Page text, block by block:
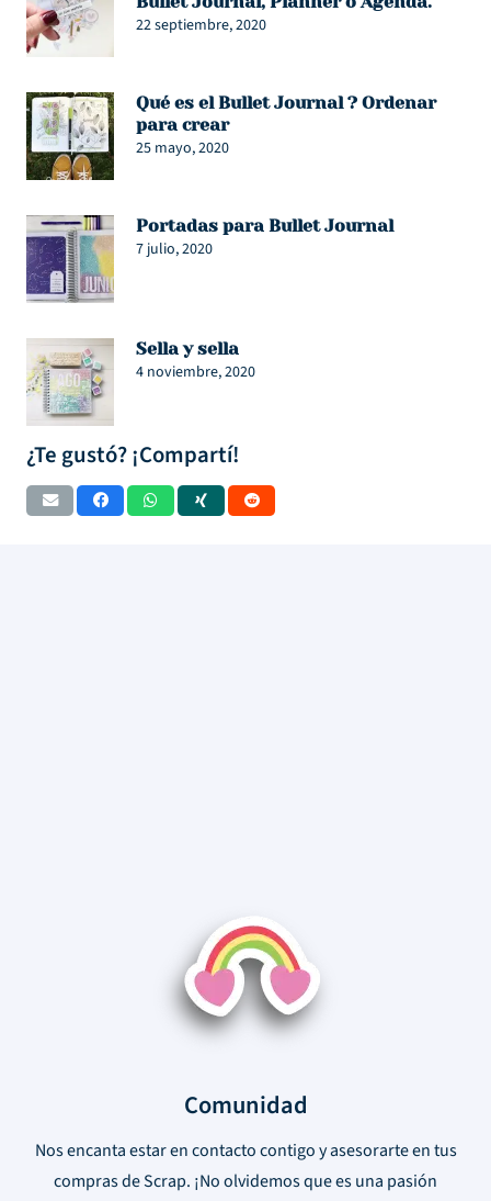
22 septiembre, 2020
Qué es el Bullet Journal ? Ordenar
para crear
25 mayo, 2020
Portadas para Bullet Journal
7 julio, 2020
Sella y sella
4 noviembre, 2020
¿Te gustó? ¡Compartí!
Comunidad
Nos encanta estar en contacto contigo y asesorarte en tus
compras de Scrap. ¡No olvidemos que es una pasión